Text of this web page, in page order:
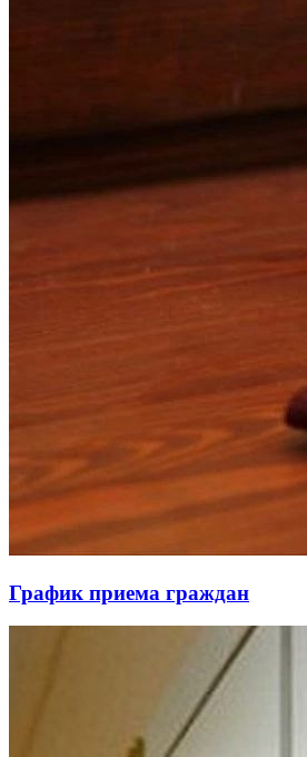
График приема граждан